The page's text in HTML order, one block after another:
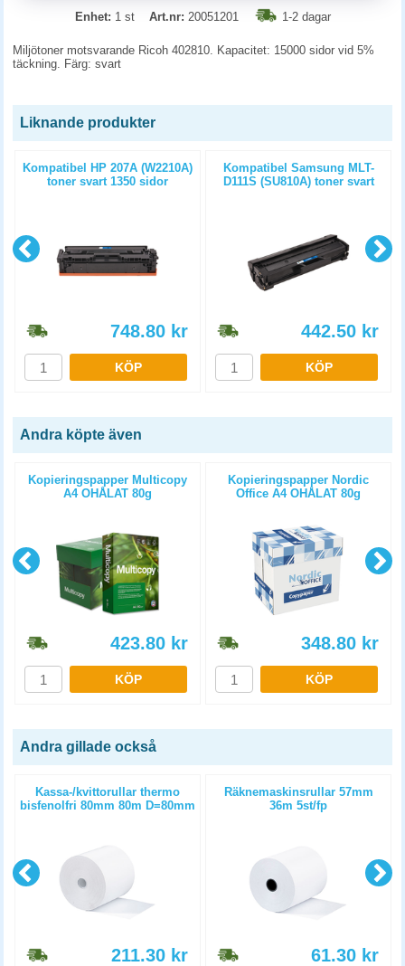
Enhet: 1 st Art.nr: 20051201 1-2 dagar
Miljötoner motsvarande Ricoh 402810. Kapacitet: 15000 sidor vid 5%
täckning. Färg: svart
Liknande produkter
Kompatibel HP 207A (W2210A)
toner svart 1350 sidor
748.80 kr
KÖP
Kompatibel Samsung MLT-
D111S (SU810A) toner svart
442.50 kr
KÖP
Andra köpte även
Kopieringspapper Multicopy
A4 OHÅLAT 80g
423.80 kr
KÖP
Kopieringspapper Nordic
Office A4 OHÅLAT 80g
348.80 kr
KÖP
Andra gillade också
Kassa-/kvittorullar thermo
bisfenolfri 80mm 80m D=80mm
211.30 kr
Räknemaskinsrullar 57mm
36m 5st/fp
61.30 kr